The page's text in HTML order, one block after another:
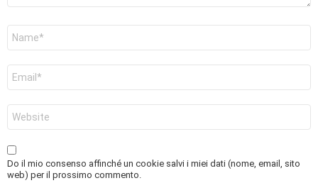
web
Do il mio consenso affinché un cookie salvi i miei dati (nome, email, sito
web) per il prossimo commento.